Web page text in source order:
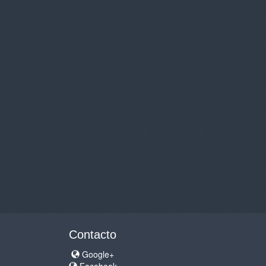
Contacto
Google+